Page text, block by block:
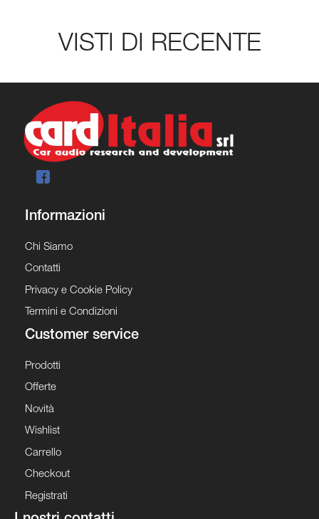
VISTI DI RECENTE
Informazioni
Chi Siamo
Contatti
Privacy e Cookie Policy
Termini e Condizioni
Customer service
Prodotti
Offerte
Novità
Wishlist
Carrello
Checkout
Registrati